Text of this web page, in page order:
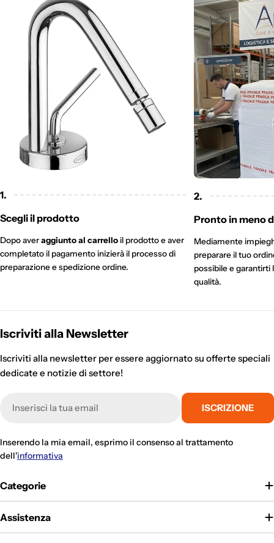
1.
Scegli il prodotto
Dopo averaggiunto al carrello il prodotto e aver
completato il pagamento inizierà il processo di
preparazione e spedizione ordine.
2.
Pronto in meno
Mediamente
preparare il tuo
possibile e garantirti
qualità.
Categorie
Assistenza
Iscriviti alla Newsletter
Iscriviti alla newsletter per essere aggiornato su offerte speciali
dedicate e notizie di settore!
mail
ISCRIZIONE
Inserendo la mia email, esprimo il consenso al trattamento
dell'informativa